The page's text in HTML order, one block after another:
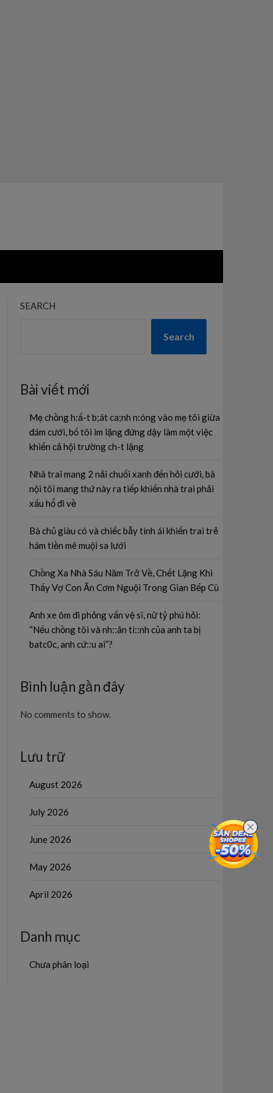
SEARCH
Search
Bài viết mới
Mẹ chồng h:ấ-t b;át ca;nh n:óng vào mẹ tôi giữa
đám cưới, bố tôi im lặng đứng dậy làm một việc
khiến cả hội trường ch-t lặng
Nhà trai mang 2 nải chuối xanh đến hỏi cưới, bà
nội tôi mang thứ này ra tiếp khiến nhà trai phải
xấu hổ đi về
Bà chủ giàu có và chiếc bẫy tình ái khiến trai trẻ
hám tiền mê muội sa lưới
Chồng Xa Nhà Sáu Năm Trở Về, Chết Lặng Khi
Thấy Vợ Con Ăn Cơm Nguội Trong Gian Bếp Cũ
Anh xe ôm đi phỏng vấn vệ sĩ, nữ tỷ phú hỏi:
“Nếu chồng tôi và nh::ân tì::nh của anh ta bị
batc0c, anh cứ::u ai”?
Bình luận gần đây
No comments to show.
Lưu trữ
August 2026
July 2026
June 2026
May 2026
April 2026
Danh mục
Chưa phân loại